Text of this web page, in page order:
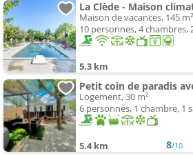
Maison de vacances, 145 m²
10 personnes, 4 chambres,
5.3 km
Logement, 30 m²
6 personnes, 1 chambre, 1
5.4 km 8/10